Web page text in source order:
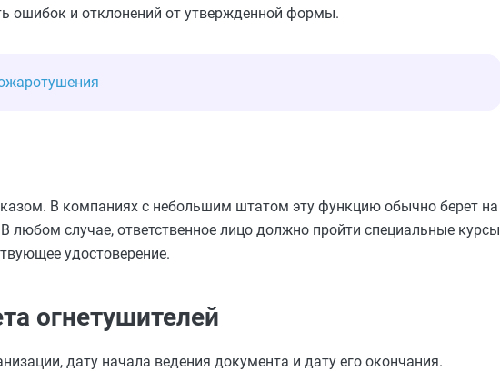
ошибок и отклонений от утвержденной формы.
В компаниях с небольшим штатом эту функцию обычно берет на
любом случае, ответственное лицо должно пройти специальные курсы
удостоверение.
огнетушителей
дату начала ведения документа и дату его окончания.